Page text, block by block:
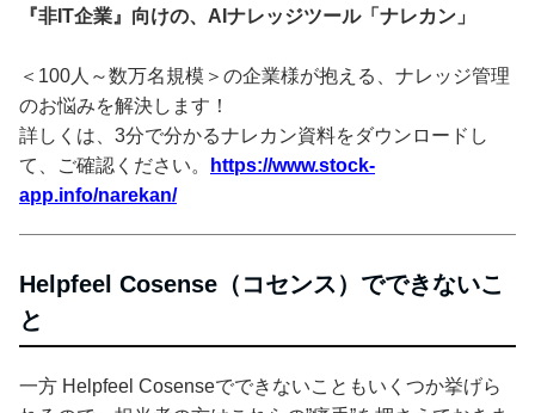
『非IT企業』向けの、AIナレッジツール「ナレカン」
＜100人～数万名規模＞の企業様が抱える、ナレッジ管理
のお悩みを解決します！
詳しくは、3分で分かるナレカン資料をダウンロードし
て、ご確認ください。
https://www.stock-
app.info/narekan/
Helpfeel Cosense（コセンス）でできないこ
と
一方 Helpfeel Cosenseでできないこともいくつか挙げら